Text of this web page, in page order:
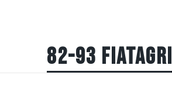
82-93 FIATAGRI